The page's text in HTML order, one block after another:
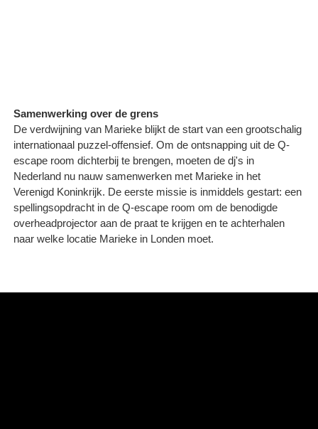
Samenwerking over de grens
De verdwijning van Marieke blijkt de start van een grootschalig
internationaal puzzel-offensief. Om de ontsnapping uit de Q-
escape room dichterbij te brengen, moeten de dj's in
Nederland nu nauw samenwerken met Marieke in het
Verenigd Koninkrijk. De eerste missie is inmiddels gestart: een
spellingsopdracht in de Q-escape room om de benodigde
overheadprojector aan de praat te krijgen en te achterhalen
naar welke locatie Marieke in Londen moet.